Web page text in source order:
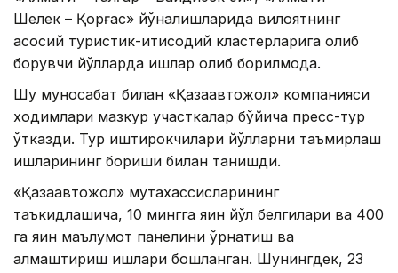
Шелек – Қорғас» йўналишларида вилоятнинг
асосий туристик-иқтисодий кластерларига олиб
борувчи йўлларда ишлар олиб борилмоқда.
Шу муносабат билан «Қазақавтожол» компанияси
ходимлари мазкур участкалар бўйича пресс-тур
ўтказди. Тур иштирокчилари йўлларни таъмирлаш
ишларининг бориши билан танишди.
«Қазақавтожол» мутахассисларининг
таъкидлашича, 10 мингга яқин йўл белгилари ва 400
га яқин маълумот панелини ўрнатиш ва
алмаштириш ишлари бошланган. Шунингдек, 23